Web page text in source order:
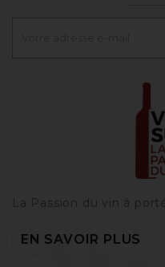
La Passion du vin à
EN SAVOIR PLUS